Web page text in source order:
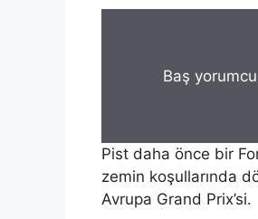
Baş
Pist daha önce bir
zemin koşullarında
Avrupa Grand Prix’si.